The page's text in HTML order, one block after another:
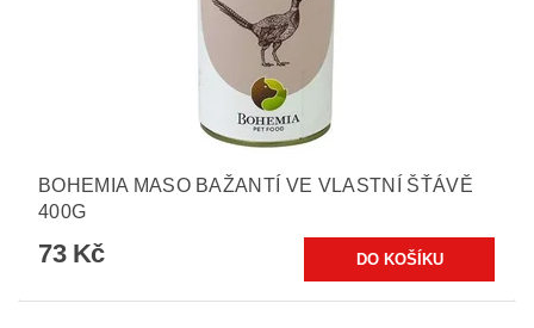
BOHEMIA MASO BAŽANTÍ VE VLASTNÍ ŠŤÁVĚ
400G
73 Kč